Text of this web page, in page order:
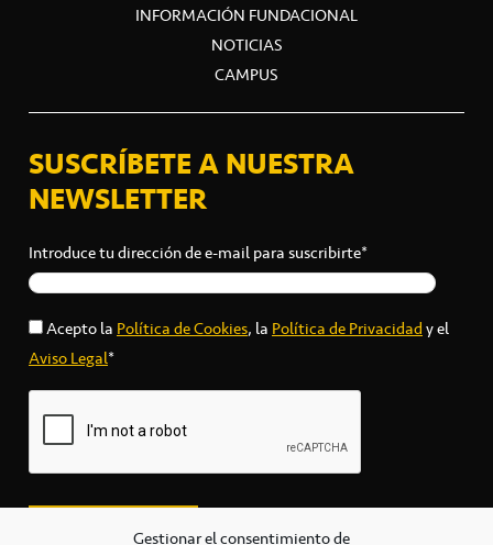
Gestionar el consentimiento de
INFORMACIÓN FUNDACIONAL
NOTICIAS
CAMPUS
SUSCRÍBETE A NUESTRA
NEWSLETTER
Introduce tu dirección de e-mail para suscribirte*
Acepto laPolítica de Cookies, laPolítica de Privacidady el
Aviso Legal*